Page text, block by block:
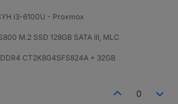
i3-6100U - Proxmox
M.2 SSD 128GB SATA III, MLC
CT2K8G4SFS824A + 32GB
0